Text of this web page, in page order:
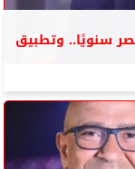
سنويًا.. وتطبيق